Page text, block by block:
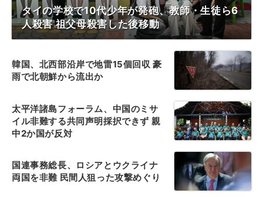
タイの学校で10代少年が発砲、教師・生徒ら6
人殺害 祖父母殺害した後移動
韓国、北西部沿岸で地雷15個回収 豪
雨で北朝鮮から流出か
太平洋諸島フォーラム、中国のミサ
イル非難する共同声明採択できず 親
中2か国が反対
国連事務総長、ロシアとウクライナ
両国を非難 民間人狙った攻撃めぐり